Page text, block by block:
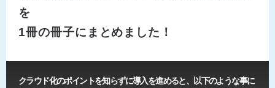
を
1冊の冊子にまとめました！
クラウド化のポイントを知らずに導入を進めると、以下のような事に